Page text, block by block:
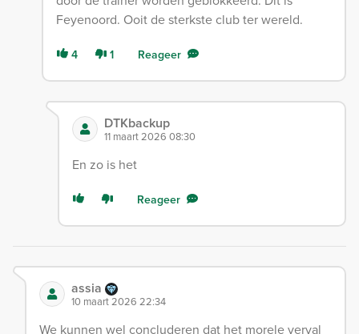
Feyenoord. Ooit de sterkste club ter wereld.
4 1 Reageer
DTKbackup
11 maart 2026 08:30
En zo is het
Reageer
assia
10 maart 2026 22:34
We kunnen wel concluderen dat het morele verval